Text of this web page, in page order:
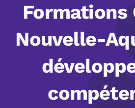
Formations
Nouvelle-